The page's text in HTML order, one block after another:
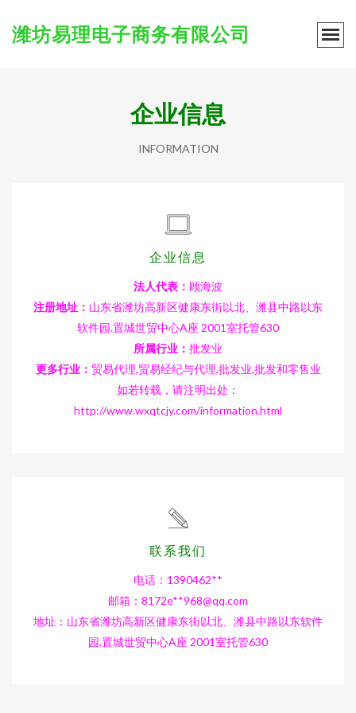
潍坊易理电子商务有限公司
企业信息
INFORMATION
企业信息
法人代表： 顾海波
注册地址： 山东省潍坊高新区健康东街以北、潍县中路以东
软件园.置城世贸中心A座 2001室托管630
所属行业： 批发业
更多行业： 贸易代理,贸易经纪与代理,批发业,批发和零售业
如若转载，请注明出处：
http://www.wxqtcjy.com/information.html
联系我们
电话：1390462**
邮箱：8172e**968@qq.com
地址：山东省潍坊高新区健康东街以北、潍县中路以东软件
园.置城世贸中心A座 2001室托管630